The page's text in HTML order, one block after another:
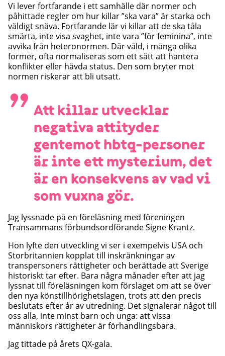
Vi lever fortfarande i ett samhälle där normer och
påhittade regler om hur killar ”ska vara” är starka och
väldigt snäva. Fortfarande lär vi killar att de ska tåla
smärta, inte visa svaghet, inte vara ”för feminina”, inte
avvika från heteronormen. Där våld, i många olika
former, ofta normaliseras som ett sätt att hantera
konflikter eller hävda status. Den som bryter mot
normen riskerar att bli utsatt.
” Att killar utvecklar
negativa attityder
gentemot hbtq-personer
är inte ett mysterium, det
är en konsekvens av vad vi
som vuxna gör.
Jag lyssnade på en föreläsning med föreningen
Transammans förbundsordförande Signe Krantz.
Hon lyfte den utveckling vi ser i exempelvis USA och
Storbritannien kopplat till inskränkningar av
transpersoners rättigheter och berättade att Sverige
historiskt tar efter. Bara några månader efter att jag
lyssnat till föreläsningen kom förslaget om att se över
den nya könstillhörighetslagen, trots att den precis
beslutats efter år av utredning. Det signalerar något till
oss alla, inte minst barn och unga: att vissa
människors rättigheter är förhandlingsbara.
Jag tittade på årets QX-gala.